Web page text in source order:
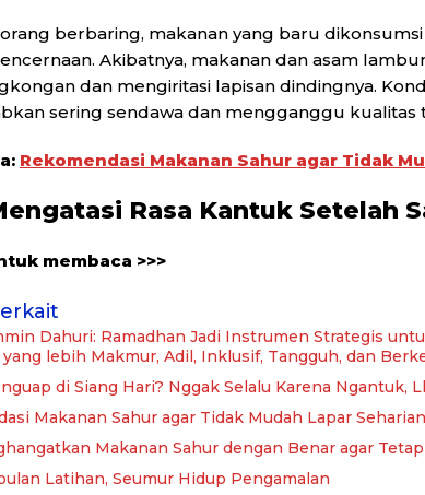
berbaring, makanan yang baru
Akibatnya, makanan dan asam
dan mengiritasi lapisan dindingnya.
sering sendawa dan mengganggu kualitas
Rekomendasi Makanan Sahur agar Tidak
Rasa Kantuk Setelah
membaca >>>
Dahuri: Ramadhan Jadi Instrumen Strategis
lebih Makmur, Adil, Inklusif, Tangguh, dan
di Siang Hari? Nggak Selalu Karena Ngantuk,
Makanan Sahur agar Tidak Mudah Lapar Seharian
Makanan Sahur dengan Benar agar
Latihan, Seumur Hidup Pengamalan